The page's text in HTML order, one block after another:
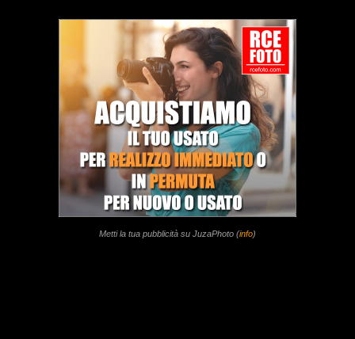
Metti la tua pubblicità su JuzaPhoto (info)